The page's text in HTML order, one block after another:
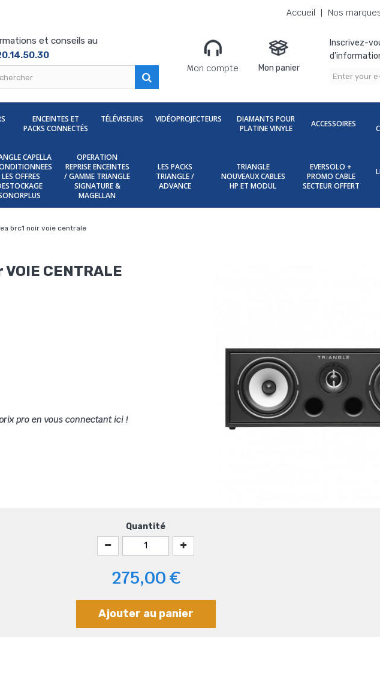
Accueil Nos
et conseils au
Mon compte
Mon panier
Inscrivez-
ENCEINTES ET
PACKS CONNECTÉS
TÉLÉVISEURS VIDÉOPROJECTEURS
DIAMANTS POUR
PLATINE VINYLE
ACCESSOIRES
CAPELLA
LES OFFRES
OPERATION
REPRISE ENCEINTES
/ GAMME TRIANGLE
SIGNATURE &
MAGELLAN
LES PACKS
TRIANGLE /
ADVANCE
TRIANGLE
NOUVEAUX CABLES
HP ET MODUL
EVERSOLO +
PROMO CABLE
SECTEUR OFFERT
brc1 noir voie centrale
VOIE CENTRALE
pro en vous connectant ici !
Quantité
275,00 €
Ajouter au panier